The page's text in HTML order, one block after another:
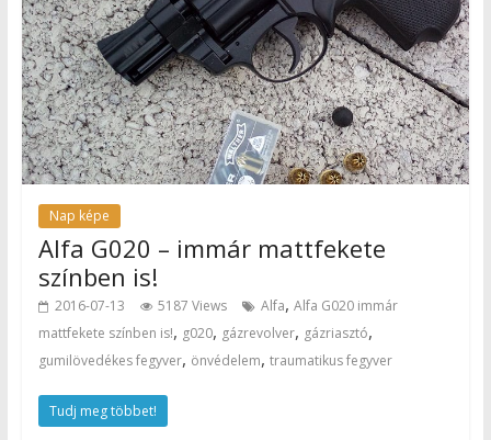
Nap képe
Alfa G020 – immár mattfekete
színben is!
2016-07-13 5187 Views Alfa, Alfa G020 immár
mattfekete színben is!, g020, gázrevolver, gázriasztó,
gumilövedékes fegyver, önvédelem, traumatikus fegyver
Tudj meg többet!